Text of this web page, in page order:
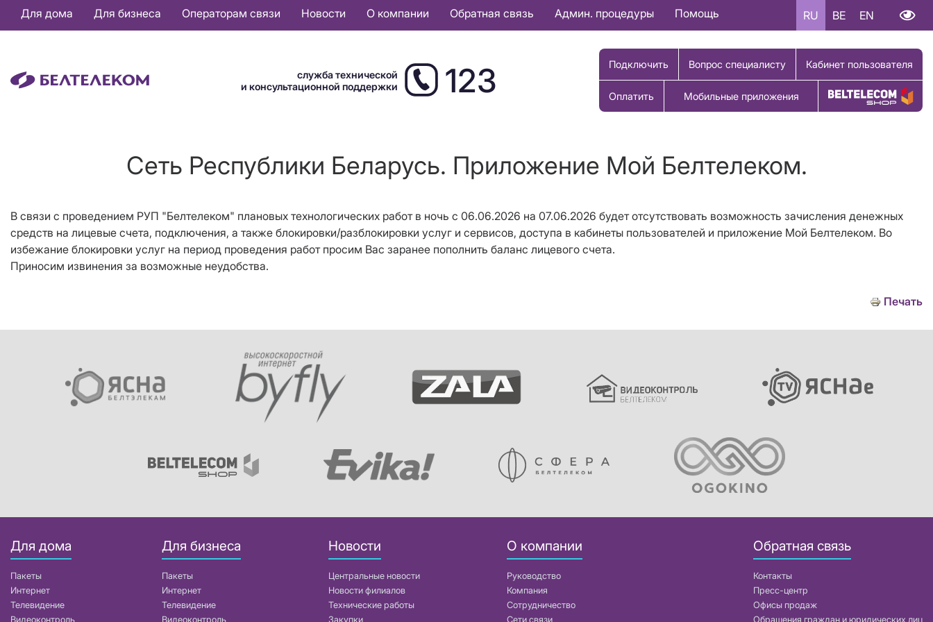
Основная
навигация
Для дома Для бизнеса Операторам связи Новости О компании Обратная связь Админ. процедуры Помощь RU BE EN
служба технической
и консультационной поддержки
123 Подключить Вопрос специалисту Кабинет пользователя
Оплатить Мобильные приложения Купить товар
Сеть Республики Беларусь. Приложение Мой Белтелеком.
В связи с проведением РУП "Белтелеком" плановых технологических работ в ночь с 06.06.2026 на 07.06.2026 будет отсутствовать возможность зачисления денежных
средств на лицевые счета, подключения, а также блокировки/разблокировки услуг и сервисов, доступа в кабинеты пользователей и приложение Мой Белтелеком. Во
избежание блокировки услуг на период проведения работ просим Вас заранее пополнить баланс лицевого счета.
Приносим извинения за возможные неудобства.
Печать
Для дома
Пакеты
Интернет
Телевидение
Видеоконтроль
Для бизнеса
Пакеты
Интернет
Телевидение
Видеоконтроль
Новости
Центральные новости
Новости филиалов
Технические работы
Закупки
О компании
Руководство
Компания
Сотрудничество
Сети связи
Обратная связь
Контакты
Пресс-центр
Офисы продаж
Обращения граждан и юридических лиц